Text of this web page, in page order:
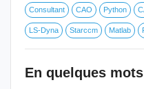
Consultant CAO Python
LS-Dyna Starccm Matlab
En quelques mots